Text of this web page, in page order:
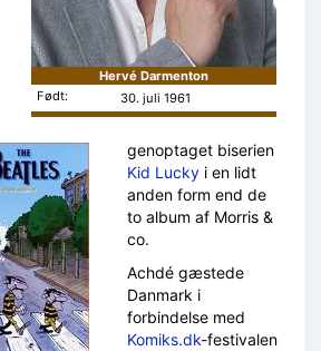
Hervé Darmenton
Født:
30. juli 1961
genoptaget biserien
Kid Lucky i en lidt
anden form end de
to album af Morris &
co.
Achdé gæstede
Danmark i
forbindelse med
Komiks.dk-festivalen